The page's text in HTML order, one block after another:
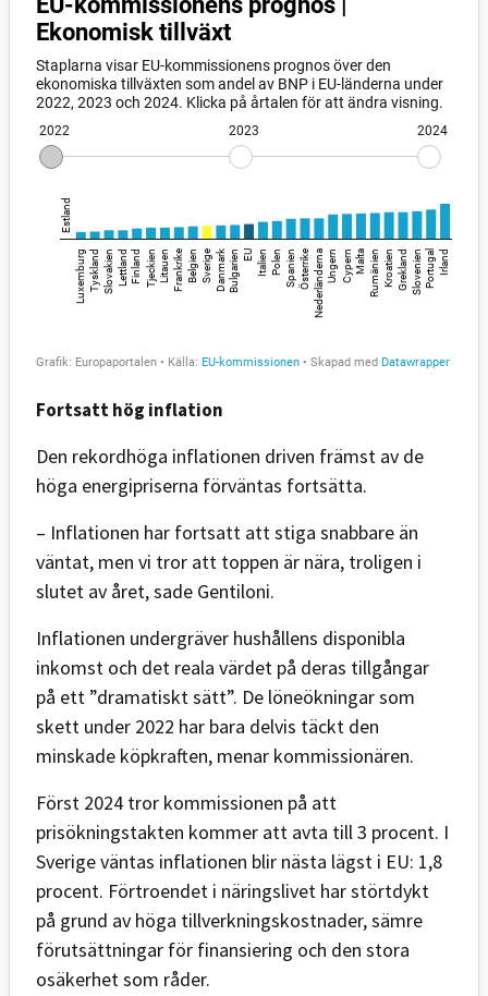
Fortsatt hög inflation
Den rekordhöga inflationen driven främst av de
höga energipriserna förväntas fortsätta.
– Inflationen har fortsatt att stiga snabbare än
väntat, men vi tror att toppen är nära, troligen i
slutet av året, sade Gentiloni.
Inflationen undergräver hushållens disponibla
inkomst och det reala värdet på deras tillgångar
på ett ”dramatiskt sätt”. De löneökningar som
skett under 2022 har bara delvis täckt den
minskade köpkraften, menar kommissionären.
Först 2024 tror kommissionen på att
prisökningstakten kommer att avta till 3 procent. I
Sverige väntas inflationen blir nästa lägst i EU: 1,8
procent. Förtroendet i näringslivet har störtdykt
på grund av höga tillverkningskostnader, sämre
förutsättningar för finansiering och den stora
osäkerhet som råder.